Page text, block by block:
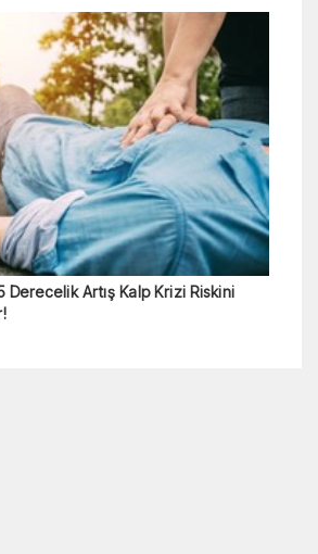
Derecelik Artış Kalp Krizi Riskini